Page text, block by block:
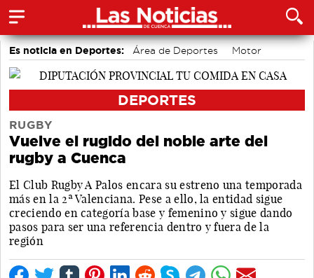
Es noticia en Deportes: Área de Deportes
Motor
Bádminton
DEPORTES
RUGBY
Vuelve el rugido del noble arte del
rugby a Cuenca
El Club Rugby A Palos encara su estreno una temporada
más en la 2ª Valenciana. Pese a ello, la entidad sigue
creciendo en categoría base y femenino y sigue dando
pasos para ser una referencia dentro y fuera de la
región